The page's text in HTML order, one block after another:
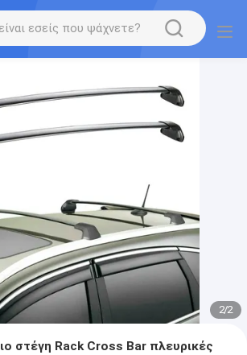
2/2
στέγη Rack Cross Bar πλευρικές